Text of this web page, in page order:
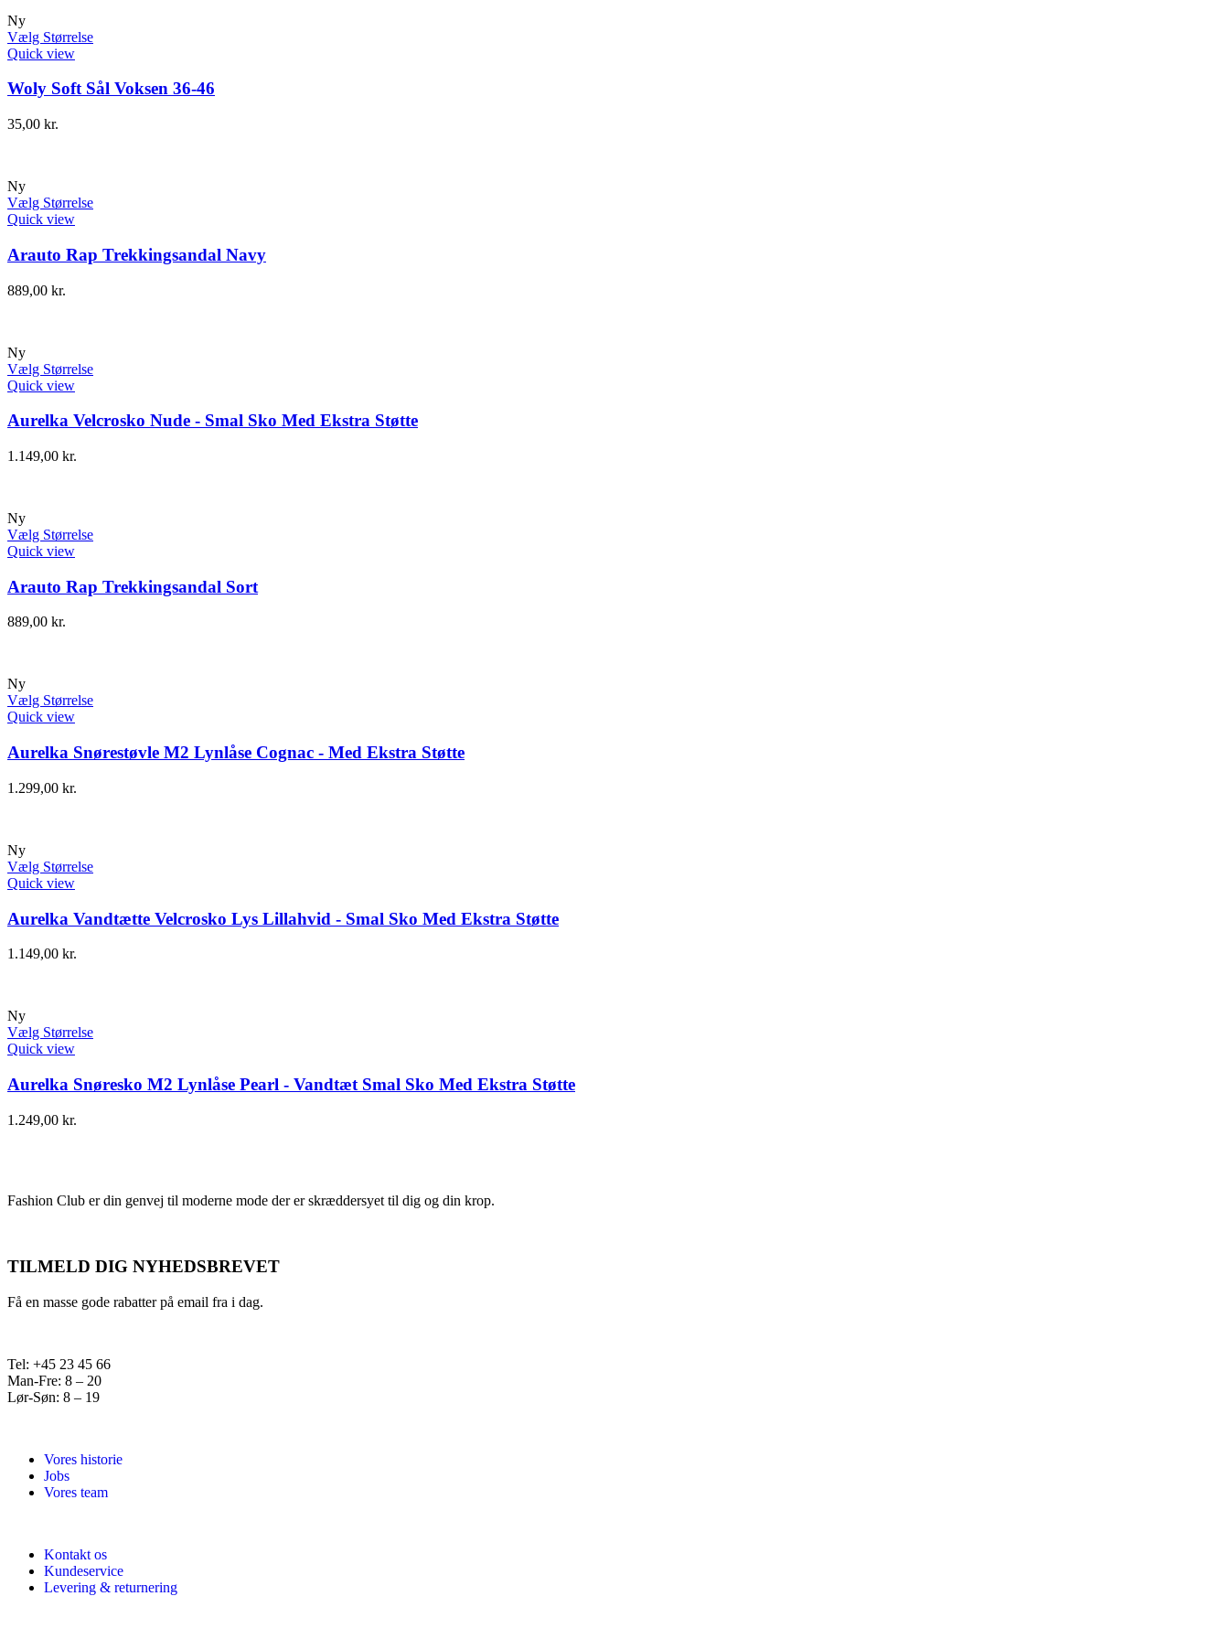
Ny
Vælg Størrelse
Quick view
Woly Soft Sål Voksen 36-46
35,00 kr.
Ny
Vælg Størrelse
Quick view
Arauto Rap Trekkingsandal Navy
889,00 kr.
Ny
Vælg Størrelse
Quick view
Aurelka Velcrosko Nude - Smal Sko Med Ekstra Støtte
1.149,00 kr.
Ny
Vælg Størrelse
Quick view
Arauto Rap Trekkingsandal Sort
889,00 kr.
Ny
Vælg Størrelse
Quick view
Aurelka Snørestøvle M2 Lynlåse Cognac - Med Ekstra Støtte
1.299,00 kr.
Ny
Vælg Størrelse
Quick view
Aurelka Vandtætte Velcrosko Lys Lillahvid - Smal Sko Med Ekstra Støtte
1.149,00 kr.
Ny
Vælg Størrelse
Quick view
Aurelka Snøresko M2 Lynlåse Pearl - Vandtæt Smal Sko Med Ekstra Støtte
1.249,00 kr.
Fashion Club er din genvej til moderne mode der er skræddersyet til dig og din krop.
TILMELD DIG NYHEDSBREVET
Få en masse gode rabatter på email fra i dag.
Tel: +45 23 45 66
Man-Fre: 8 – 20
Lør-Søn: 8 – 19
Vores historie
Jobs
Vores team
Kontakt os
Kundeservice
Levering & returnering